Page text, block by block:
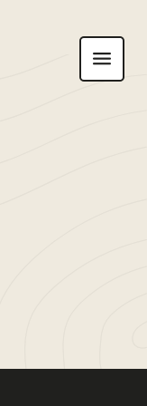
Toon
navigatie